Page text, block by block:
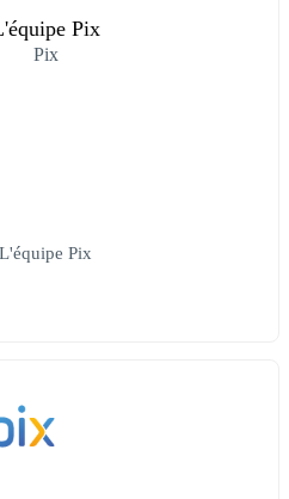
Pix
Pix
L'équipe Pix